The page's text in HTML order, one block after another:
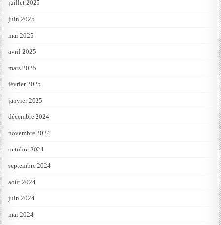
juillet 2025
juin 2025
mai 2025
avril 2025
mars 2025
février 2025
janvier 2025
décembre 2024
novembre 2024
octobre 2024
septembre 2024
août 2024
juin 2024
mai 2024